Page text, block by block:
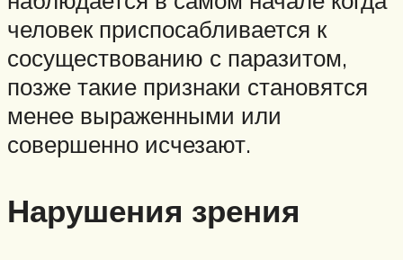
человек приспосабливается к
сосуществованию с паразитом,
позже такие признаки становятся
менее выраженными или
совершенно исчезают.
Нарушения зрения